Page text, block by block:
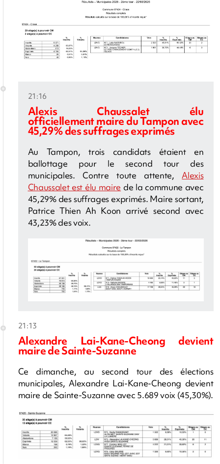
21:16
Alexis Chaussalet élu
officiellementmaire du Tampon avec
45,29% des suffrages exprimés
Au Tampon, trois candidats étaient en
ballottage pour le second tour des
municipales. Contre toute attente,Alexis
Chaussalet est élu maire de la commune avec
45,29% des suffrages exprimés. Maire sortant,
Patrice Thien Ah Koon arrivé second avec
43,23% des voix.
21:13
Alexandre Lai-Kane-Cheong devient
maire de Sainte-Suzanne
Ce dimanche, au second tour des élections
municipales, Alexandre Lai-Kane-Cheong devient
maire de Sainte-Suzanne avec 5.689 voix (45,30%).